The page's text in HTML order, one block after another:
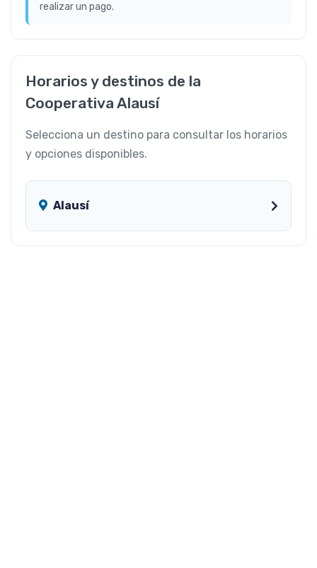
realizar un pago.
Horarios y destinos de la
Cooperativa Alausí
Selecciona un destino para consultar los horarios
y opciones disponibles.
Alausí